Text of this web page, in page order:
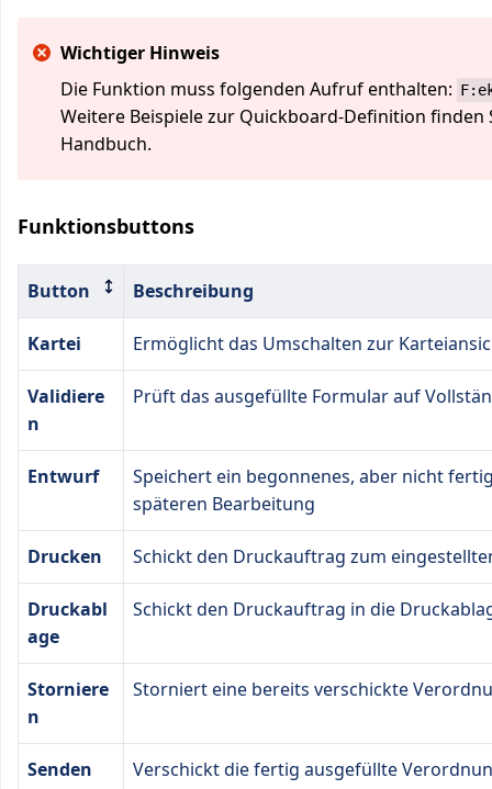
Wichtiger Hinweis
Die Funktion muss folgenden Aufruf enthalten:
Weitere Beispiele zur Quickboard-Definition finden
Handbuch.
Funktionsbuttons
Button Beschreibung
Kartei Ermöglicht das Umschalten zur
Validiere
n
Prüft das ausgefüllte Formular auf
Entwurf
Speichert ein begonnenes, aber nicht
späteren Bearbeitung
Drucken Schickt den Druckauftrag zum
Druckabl
age
Schickt den Druckauftrag in die
Storniere
n
Storniert eine bereits verschickte
Senden Verschickt die fertig ausgefüllte